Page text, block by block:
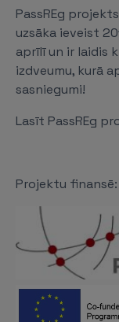
PassREg
uzsāka ieveist
aprīlī un ir laidis
izdveumu, kurā
sasniegumi!
Lasīt PassREg
Projektu finansē: